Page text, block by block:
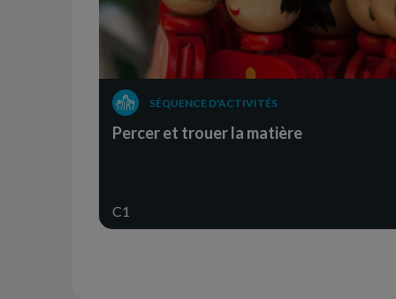
SÉQUENCE D'ACTIVITÉS
Percer et trouer la matière
C1